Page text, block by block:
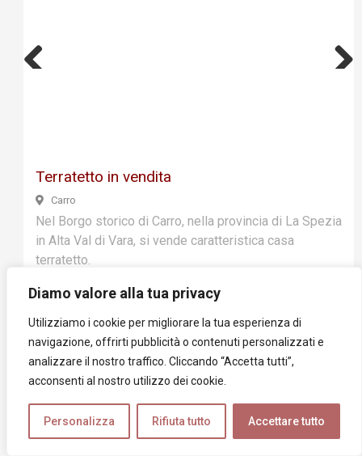
Diamo valore alla tua privacy
Utilizziamo i cookie per migliorare la tua esperienza di
navigazione, offrirti pubblicità o contenuti personalizzati e
analizzare il nostro traffico. Cliccando “Accetta tutti”,
acconsenti al nostro utilizzo dei cookie.
Personalizza Rifiuta tutto Accettare tutto
Terratetto in vendita
Carro
Nel Borgo storico di Carro, nella provincia di La Spezia
in Alta Val di Vara, si vende caratteristica casa
terratetto.
130Mq
€ 280.000